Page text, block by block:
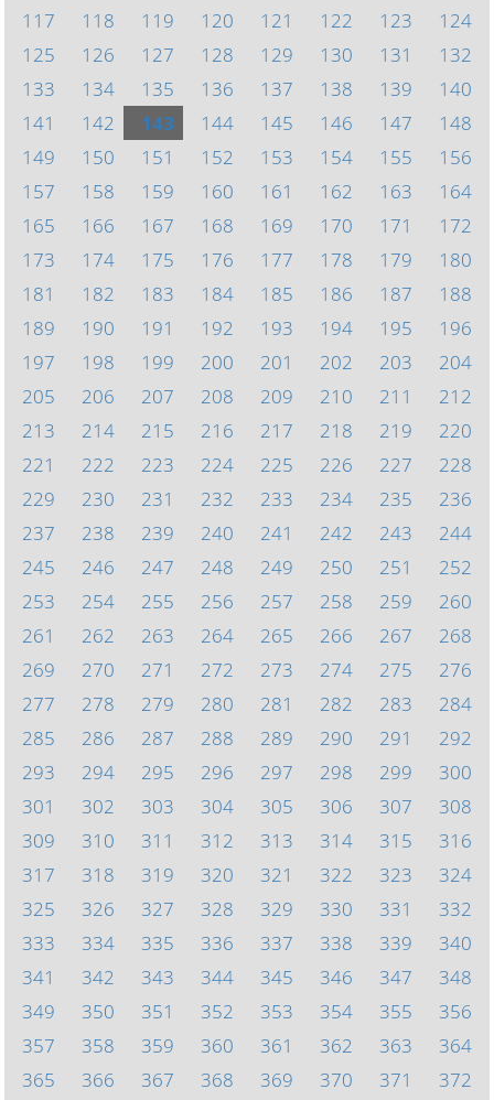
117
118 119 120 121 122 123
124
125
126 127 128 129 130 131
132
133
134 135 136 137 138 139
140
141
142 143 144 145 146 147
148
149
150 151 152 153 154 155
156
157
158 159 160 161 162 163
164
165
166 167 168 169 170 171
172
173
174 175 176 177 178 179
180
181
182 183 184 185 186 187
188
189
190 191 192 193 194 195
196
197
198 199 200 201 202 203
204
205
206 207 208 209 210 211
212
213
214 215 216 217 218 219
220
221
222 223 224 225 226 227
228
229
230 231 232 233 234 235
236
237
238 239 240 241 242 243
244
245
246 247 248 249 250 251
252
253
254 255 256 257 258 259
260
261
262 263 264 265 266 267
268
269
270 271 272 273 274 275
276
277
278 279 280 281 282 283
284
285
286 287 288 289 290 291
292
293
294 295 296 297 298 299
300
301
302 303 304 305 306 307
308
309
310 311 312 313 314 315
316
317
318 319 320 321 322 323
324
325
326 327 328 329 330 331
332
333
334 335 336 337 338 339
340
341
342 343 344 345 346 347
348
349
350 351 352 353 354 355
356
357
358 359 360 361 362 363
364
365
366 367 368 369 370 371 372